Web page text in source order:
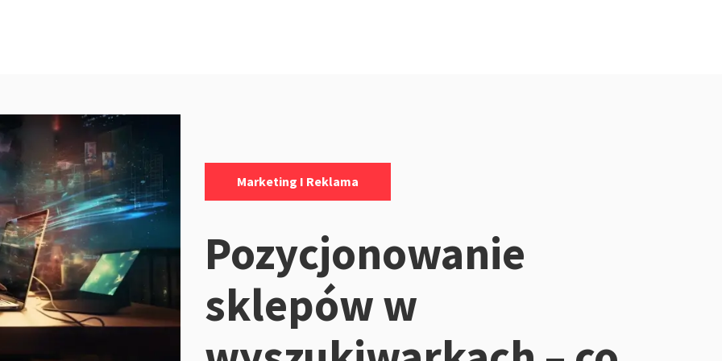
Marketing I Reklama
Pozycjonowanie
sklepów w